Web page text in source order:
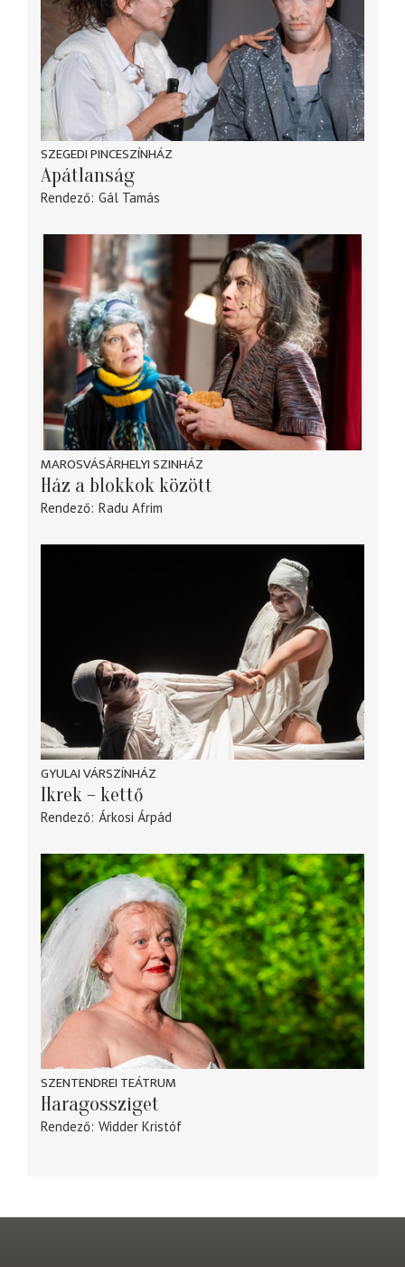
SZEGEDI PINCESZÍNHÁZ
Apátlanság
Rendező Gál Tamás
MAROSVÁSÁRHELYI SZINHÁZ
Ház a blokkok között
Rendező Radu Afrim
GYULAI VÁRSZÍNHÁZ
Ikrek – kettő
Rendező Árkosi Árpád
SZENTENDREI TEÁTRUM
Haragossziget
Rendező Widder Kristóf